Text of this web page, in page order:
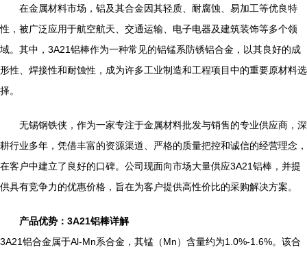
在金属材料市场，铝及其合金因其轻质、耐腐蚀、易加工等优良特
性，被广泛应用于航空航天、交通运输、电子电器及建筑装饰等多个领
域。其中，3A21铝棒作为一种常见的铝锰系防锈铝合金，以其良好的成
形性、焊接性和耐蚀性，成为许多工业制造和工程项目中的重要原材料选
择。
无锡钢铁侠，作为一家专注于金属材料批发与销售的专业供应商，深
耕行业多年，凭借丰富的资源渠道、严格的质量把控和诚信的经营理念，
在客户中建立了良好的口碑。公司现面向市场大量供应3A21铝棒，并提
供具有竞争力的优惠价格，旨在为客户提供高性价比的采购解决方案。
产品优势：3A21铝棒详解
3A21铝合金属于Al-Mn系合金，其锰（Mn）含量约为1.0%-1.6%。该合